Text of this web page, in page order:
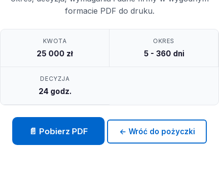
formacie PDF do druku.
KWOTA
25 000 zł
OKRES
5 - 360 dni
DECYZJA
24 godz.
📄 Pobierz PDF ← Wróć do pożyczki